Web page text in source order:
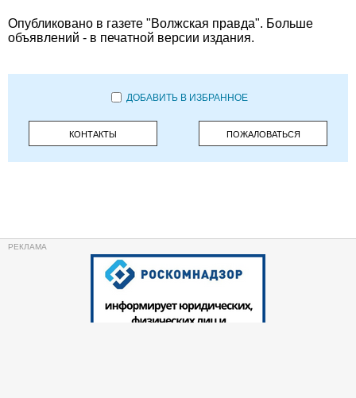
Опубликовано в газете "Волжская правда". Больше
объявлений - в печатной версии издания.
ДОБАВИТЬ В ИЗБРАННОЕ
КОНТАКТЫ ПОЖАЛОВАТЬСЯ